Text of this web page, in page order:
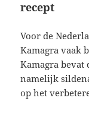
recept
Voor de
Kamagra vaak
Kamagra bevat
namelijk
op het